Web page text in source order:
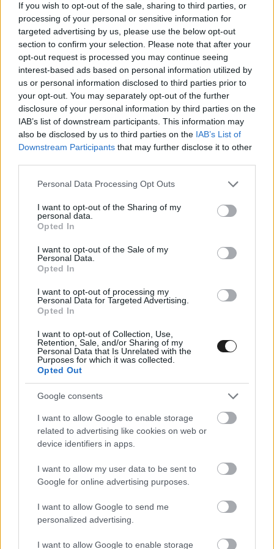
If you wish to opt-out of the sale, sharing to third parties, or
processing of your personal or sensitive information for
targeted advertising by us, please use the below opt-out
section to confirm your selection. Please note that after your
opt-out request is processed you may continue seeing
interest-based ads based on personal information utilized by
us or personal information disclosed to third parties prior to
your opt-out. You may separately opt-out of the further
disclosure of your personal information by third parties on the
IAB’s list of downstream participants. This information may
also be disclosed by us to third parties on the IAB’s List of
Downstream Participants that may further disclose it to other
Please note that this website/app uses one or more Google
not limited to your visit or usage behaviour. You may click to
grant or deny consent to Google and its third-party tags to
use your data for below specified purposes in below Google
consent section.
Personal Data Processing Opt Outs
I want to opt-out of the Sharing of my
personal data.
Opted In
I want to opt-out of the Sale of my
Personal Data.
Opted In
I want to opt-out of processing my
Personal Data for Targeted Advertising.
Opted In
I want to opt-out of Collection, Use,
Retention, Sale, and/or Sharing of my
Personal Data that Is Unrelated with the
Purposes for which it was collected.
Opted Out
Google consents
I want to allow Google to enable storage
related to advertising like cookies on web or
device identifiers in apps.
I want to allow my user data to be sent to
Google for online advertising purposes.
I want to allow Google to send me
personalized advertising.
I want to allow Google to enable storage
Bull Racing versenycsapatnak ő és Helmut
Marko a két igazgatója.
FORMA-1
A Red Bull pilótája nem kertel, jobb
az új főnök, mint Horner
Salzer egyáltalán nem új érkező a Red Bullnál: a
planetf1szerint már az F1-es csapat 2005-ös
megalakulásakor is betöltötte az igazgatói
tisztséget egy rövid ideig, de az elmúlt két
évtized túlnyomó részében az anyavállalat, a Red
dolgozott. Nem tudni, ezek után mennyire lesz
jelen a Forma–1-es istálló életében, de könnyen
lehet, hogy a kinevezés csak formaság.